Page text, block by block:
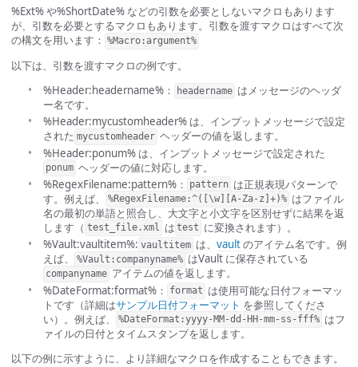
%Ext% や%ShortDate% などの引数を必要としないマクロもあります
が、引数を必要とするマクロもあります。引数を渡すマクロはすべて次
の構文を用います： %Macro:argument%
以下は、引数を渡すマクロの例です。
%Header:headername%：
headername はメッセージのヘッダ
ー名です。
%Header:mycustomheader% は、インプットメッセージで設定
された mycustomheader ヘッダーの値を返します。
%Header:ponum% は、インプットメッセージで設定された
ponum ヘッダーの値に対応します。
%RegexFilename:pattern%：
pattern は正規表現パターンで
す。例えば、
%RegexFilename:^([\w][A-Za-z]+)% はファイル
名の最初の単語と照合し、大文字と小文字を区別せずに結果を返
します（ test_file.xml は test に変換されます）。
%Vault:vaultitem%: vaultitem は、 vaultのアイテム名です。例
えば、
%Vault:companyname% はVault に保存されている
companyname アイテムの値を返します。
%DateFormat:format%：
format は使用可能な日付フォーマッ
トです（詳細はサンプル日付フォーマット を参照してくださ
い）。例えば、
%DateFormat:yyyy-MM-dd-HH-mm-ss-fff% はフ
ァイルの日付とタイムスタンプを返します。
以下の例に示すように、より詳細なマクロを作成することもできます。